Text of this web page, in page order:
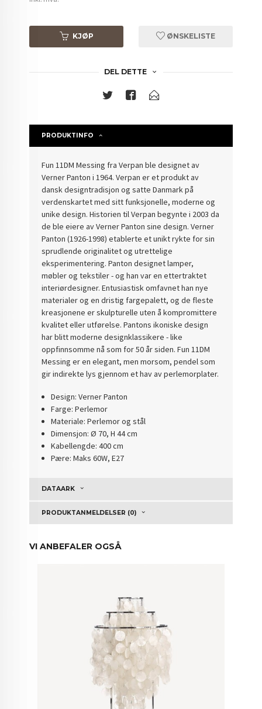
KJØP ØNSKELISTE
DEL DETTE
PRODUKTINFO
Fun 11DM Messing fra Verpan ble designet av
Verner Panton i 1964. Verpan er et produkt av
dansk designtradisjon og satte Danmark på
verdenskartet med sitt funksjonelle, moderne og
unike design. Historien til Verpan begynte i 2003 da
de ble eiere av Verner Panton sine design. Verner
Panton (1926-1998) etablerte et unikt rykte for sin
sprudlende originalitet og utrettelige
eksperimentering. Panton designet lamper,
møbler og tekstiler - og han var en ettertraktet
interiørdesigner. Entusiastisk omfavnet han nye
materialer og en dristig fargepalett, og de fleste
kreasjonene er skulpturelle uten å kompromittere
kvalitet eller utførelse. Pantons ikoniske design
har blitt moderne designklassikere - like
oppfinnsomme nå som for 50 år siden. Fun 11DM
Messing er en elegant, men morsom, pendel som
gir indirekte lys gjennom et hav av perlemorplater.
Design: Verner Panton
Farge: Perlemor
Materiale: Perlemor og stål
Dimensjon: Ø 70, H 44 cm
Kabellengde: 400 cm
Pære: Maks 60W, E27
DATAARK
PRODUKTANMELDELSER (0)
VI ANBEFALER OGSÅ